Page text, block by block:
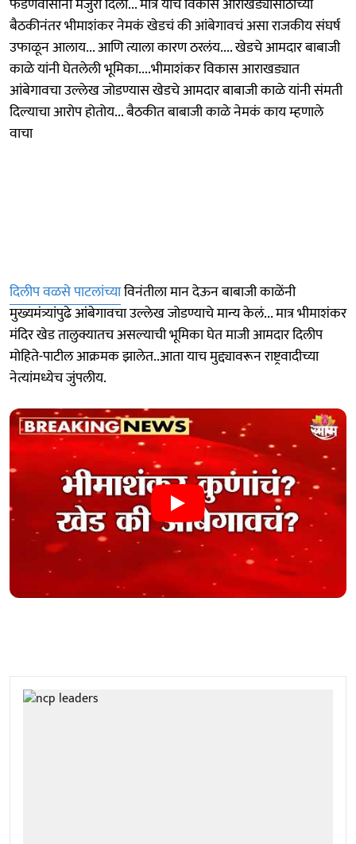
बैठकीनंतर भीमाशंकर नेमकं खेडचं की आंबेगावचं असा राजकीय संघर्ष
उफाळून आलाय... आणि त्याला कारण ठरलंय.... खेडचे आमदार बाबाजी
काळे यांनी घेतलेली भूमिका....भीमाशंकर विकास आराखड्यात
आंबेगावचा उल्लेख जोडण्यास खेडचे आमदार बाबाजी काळे यांनी संमती
दिल्याचा आरोप होतोय... बैठकीत बाबाजी काळे नेमकं काय म्हणाले
वाचा
दिलीप वळसे पाटलांच्याविनंतीला मान देऊन बाबाजी काळेंनी
मुख्यमंत्र्यांपुढे आंबेगावचा उल्लेख जोडण्याचे मान्य केलं... मात्र भीमाशंकर
मंदिर खेड तालुक्यातच असल्याची भूमिका घेत माजी आमदार दिलीप
मोहिते-पाटील आक्रमक झालेत..आता याच मुद्द्यावरून राष्ट्रवादीच्या
नेत्यांमध्येच जुंपलीय.